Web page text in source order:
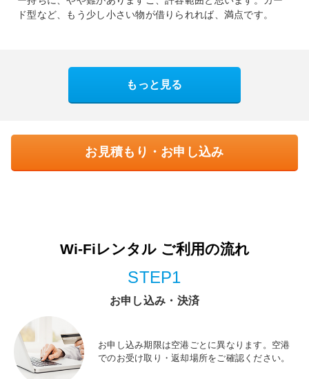
ド型など、もう少し小さい物が借りられれば、満点です。
もっと見る
お見積もり・お申し込み
Wi-Fiレンタル ご利用の流れ
STEP1
お申し込み・決済
お申し込み期限は空港ごとに異なります。空港
でのお受け取り・返却場所をご確認ください。